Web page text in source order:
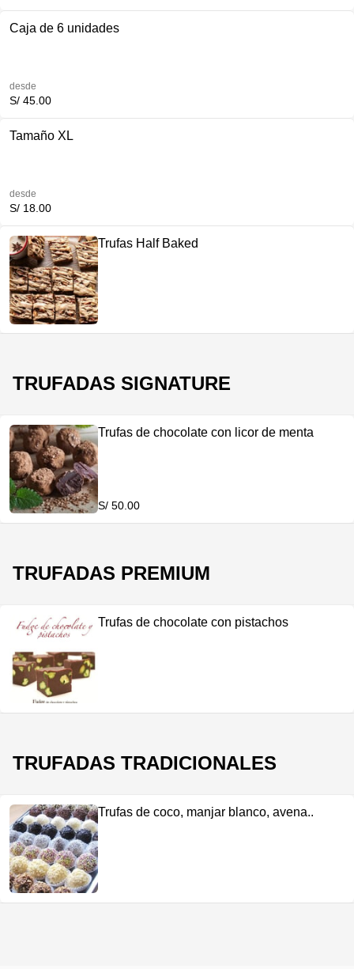
Caja de 6 unidades
desde
S/ 45.00
Tamaño XL
desde
S/ 18.00
Trufas Half Baked
TRUFADAS SIGNATURE
Trufas de chocolate con licor de menta
S/ 50.00
TRUFADAS PREMIUM
Trufas de chocolate con pistachos
TRUFADAS TRADICIONALES
Trufas de coco, manjar blanco, avena..